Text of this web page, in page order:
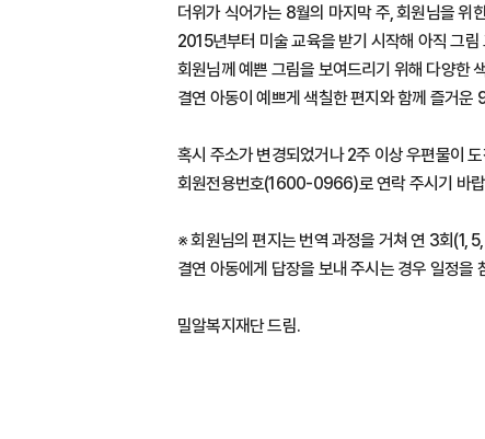
더위가 식어가는 8월의 마지막 주, 회원님을 위
2015년부터 미술 교육을 받기 시작해 아직 그림
회원님께 예쁜 그림을 보여드리기 위해 다양한
결연 아동이 예쁘게 색칠한 편지와 함께 즐거운
혹시 주소가 변경되었거나 2주 이상 우편물이
회원전용번호(1600-0966)로 연락 주시기 바
※ 회원님의 편지는 번역 과정을 거쳐 연 3회(1,
결연 아동에게 답장을 보내 주시는 경우 일정을
밀알복지재단 드림.